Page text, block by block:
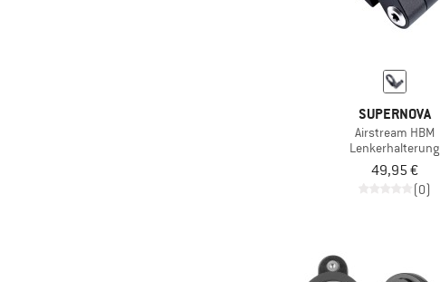
SUPERNOVA
Airstream HBM
Lenkerhalterung
49,95 €
(0)